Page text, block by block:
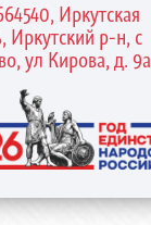
Иркутская
Иркутский р-н, с
ул Кирова, д. 9а